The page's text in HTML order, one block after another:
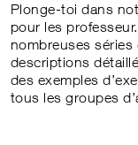
Plonge-toi dans
pour les
nombreuses séries
descriptions
des exemples
tous les groupes
plusieurs
variations.
Les
options
peuvent
être